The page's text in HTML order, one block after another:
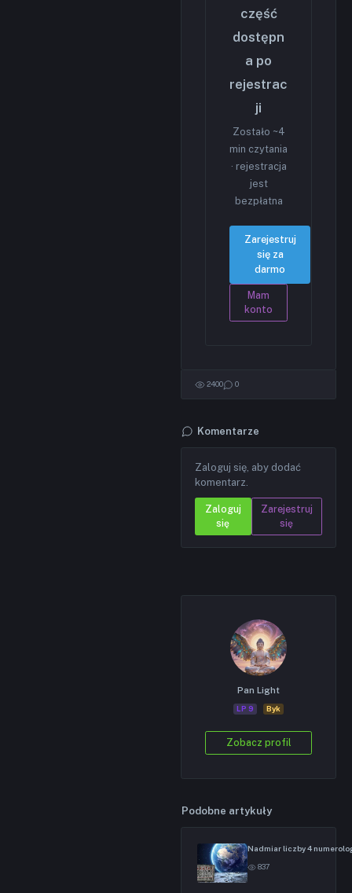
część
dostępn
a po
rejestrac
ji
Zostało ~4
min czytania
· rejestracja
jest
bezpłatna
Zarejestruj
się za
darmo
Mam
konto
2400 0
Komentarze
Zaloguj się, aby dodać
komentarz.
Zaloguj
się
Zarejestruj
się
Pan Light
LP 9 Byk
Zobacz profil
Podobne artykuły
Nadmiar liczby 4
837